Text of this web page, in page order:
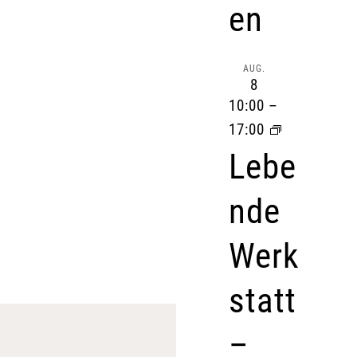
en
AUG.
8
10:00 –
17:00
Lebe
nde
Werk
statt
–